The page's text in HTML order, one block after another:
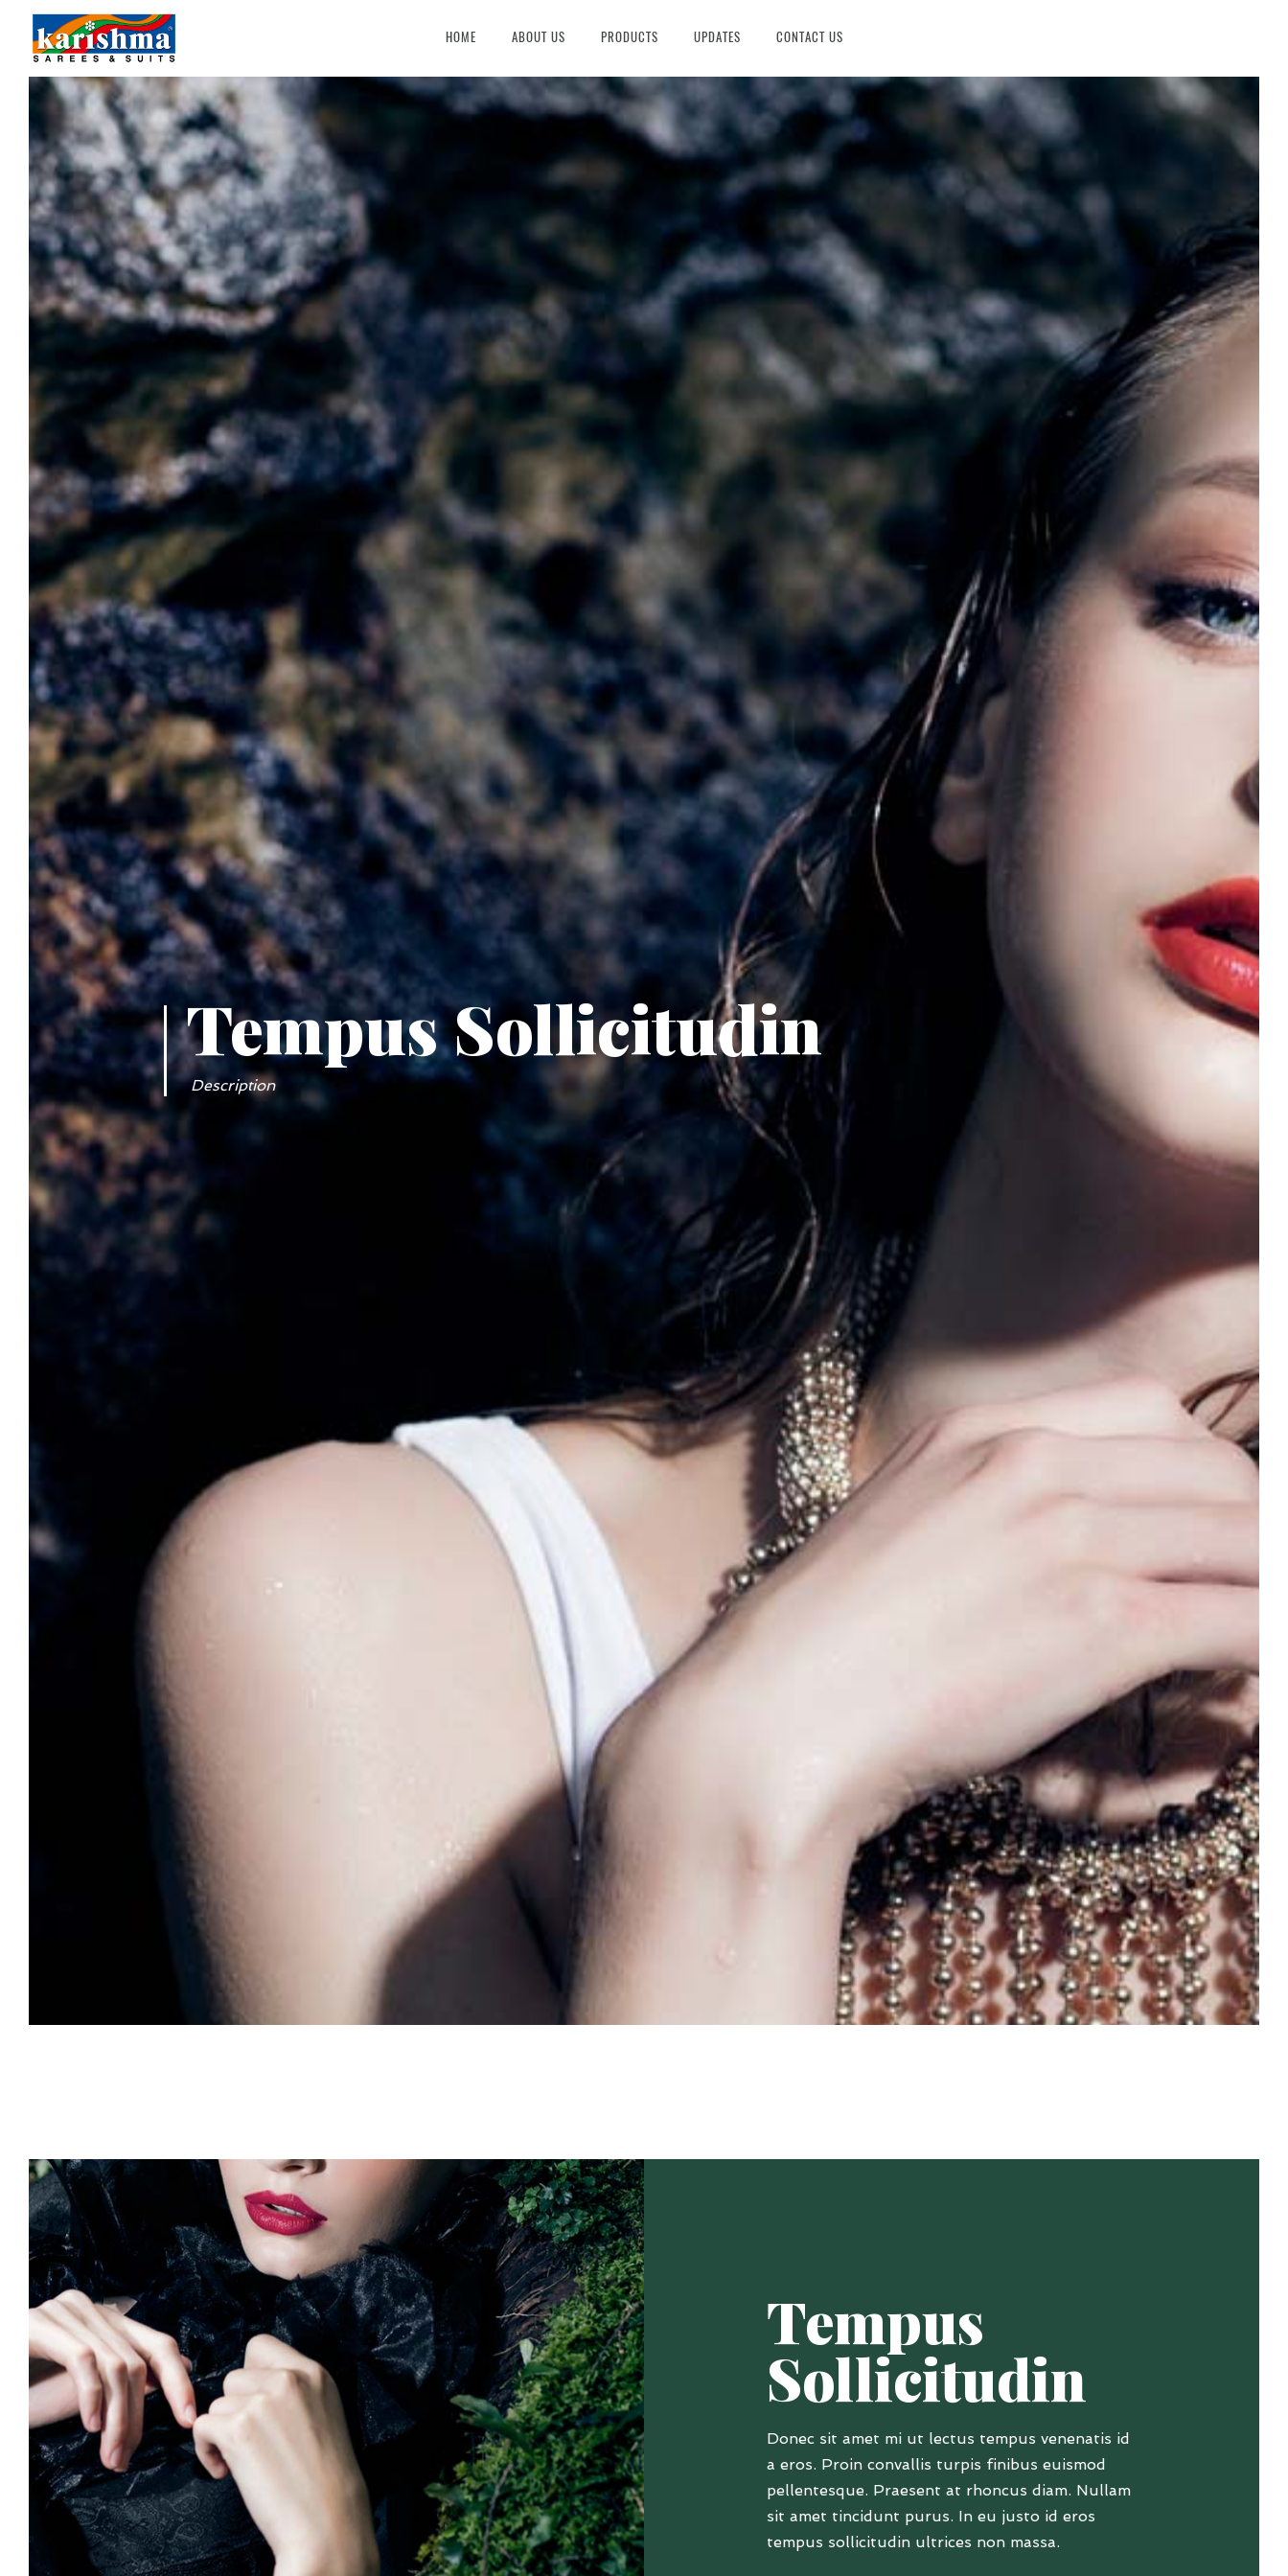
HOME ABOUT US PRODUCTS UPDATES CONTACT US
Tempus Sollicitudin
Description
Tempus
Sollicitudin
Donec sit amet mi ut lectus tempus venenatis id
a eros. Proin convallis turpis finibus euismod
pellentesque. Praesent at rhoncus diam. Nullam
sit amet tincidunt purus. In eu justo id eros
tempus sollicitudin ultrices non massa.